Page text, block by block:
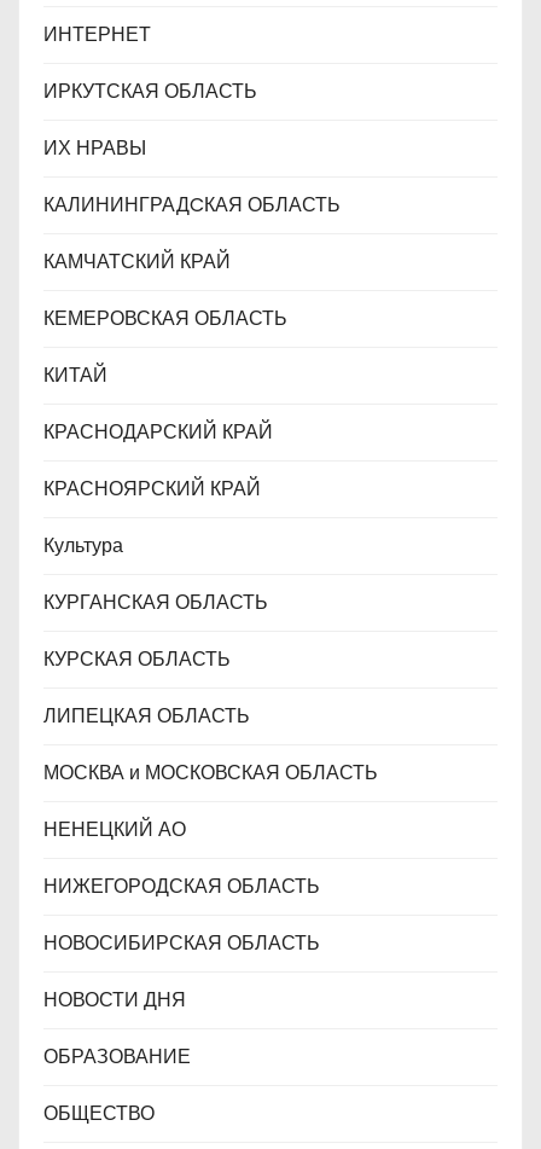
ИНТЕРНЕТ
ИРКУТСКАЯ ОБЛАСТЬ
ИХ НРАВЫ
КАЛИНИНГРАДCКАЯ ОБЛАСТЬ
КАМЧАТСКИЙ КРАЙ
КЕМЕРОВСКАЯ ОБЛАСТЬ
КИТАЙ
КРАСНОДАРСКИЙ КРАЙ
КРАСНОЯРСКИЙ КРАЙ
Культура
КУРГАНСКАЯ ОБЛАСТЬ
КУРСКАЯ ОБЛАСТЬ
ЛИПЕЦКАЯ ОБЛАСТЬ
МОСКВА и МОСКОВСКАЯ ОБЛАСТЬ
НЕНЕЦКИЙ АО
НИЖЕГОРОДСКАЯ ОБЛАСТЬ
НОВОСИБИРСКАЯ ОБЛАСТЬ
НОВОСТИ ДНЯ
ОБРАЗОВАНИЕ
ОБЩЕСТВО